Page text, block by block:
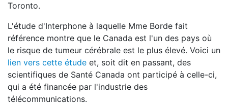
Toronto.
L'étude d'Interphone à laquelle Mme Borde fait
référence montre que le Canada est l'un des pays où
le risque de tumeur cérébrale est le plus élevé. Voici un
lien vers cette étude et, soit dit en passant, des
scientifiques de Santé Canada ont participé à celle-ci,
qui a été financée par l'industrie des
télécommunications.